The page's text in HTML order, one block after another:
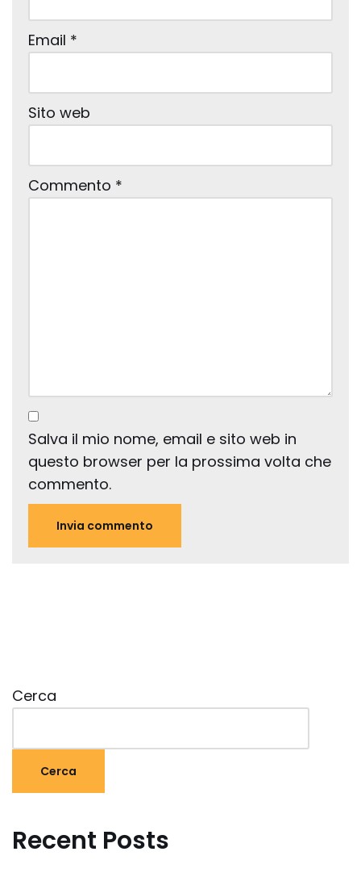
Email *
Sito web
Commento *
Salva il mio nome, email e sito web in
questo browser per la prossima volta che
commento.
Cerca
Cerca
Recent Posts